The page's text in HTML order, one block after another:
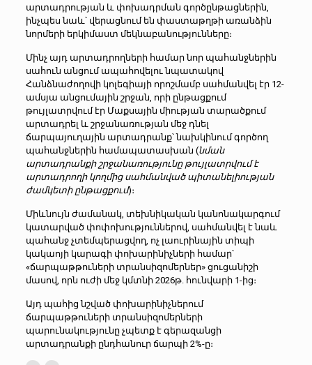
արտադրության և փոխադրման գործընթացներին,
ինչպես նաև՝ վերացնում են փաստաթղթի առանձին
նորմերի երկիմաստ մեկնաբանությունները։
Մինչ այդ արտադրողների համար նոր պահանջներին
սահուն անցում ապահովելու նպատակով
Հանձնաժողովի կոլեգիայի որոշմամբ սահմանվել էր 12-
ամսյա անցումային շրջան, որի ընթացքում
թույլատրվում էր Մաքսային միության տարածքում
արտադրել և շրջանառության մեջ դնել
ճարպայուղային արտադրանք՝ նախկինում գործող
պահանջներին համապատասխան (նման
արտադրանքի շրջանառությունը թույլատրվում է
արտադրողի կողմից սահմանված պիտանելիության
ժամկետի ընթացքում)։
Միևնույն ժամանակ, տեխնիկական կանոնակարգում
կատարված փոփոխություններով, սահմանվել է նաև
պահանջ չտեմպերացվող, ոչ լաուրինային տիպի
կակաոյի կարագի փոխարինիչների համար՝
«ճարպաթթուների տրանսիզոմերներ» ցուցանիշի
մասով, որն ուժի մեջ կմտնի 2026թ. հունվարի 1-ից։
Այդ պահից նշված փոխարինիչներում
ճարպաթթուների տրանսիզոմերների
պարունակությունը չպետք է գերազանցի
արտադրանքի ընդհանուր ճարպի 2%-ը։